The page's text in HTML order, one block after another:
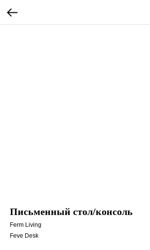
Письменный стол/консоль
Ferm Living
Feve Desk